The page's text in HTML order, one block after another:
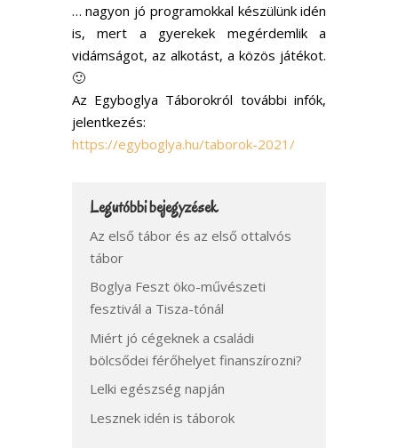
… nagyon jó programokkal készülünk idén
is, mert a gyerekek megérdemlik a
vidámságot, az alkotást, a közös játékot.
🙂
Az Egyboglya Táborokról további infók,
jelentkezés:
https://egyboglya.hu/taborok-2021/
Legutóbbi bejegyzések
Az első tábor és az első ottalvós
tábor
Boglya Feszt öko-művészeti
fesztivál a Tisza-tónál
Miért jó cégeknek a családi
bölcsődei férőhelyet finanszírozni?
Lelki egészség napján
Lesznek idén is táborok